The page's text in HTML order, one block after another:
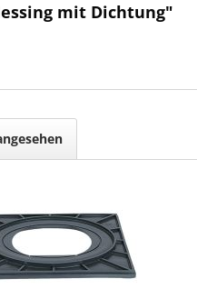
mit Dichtung"